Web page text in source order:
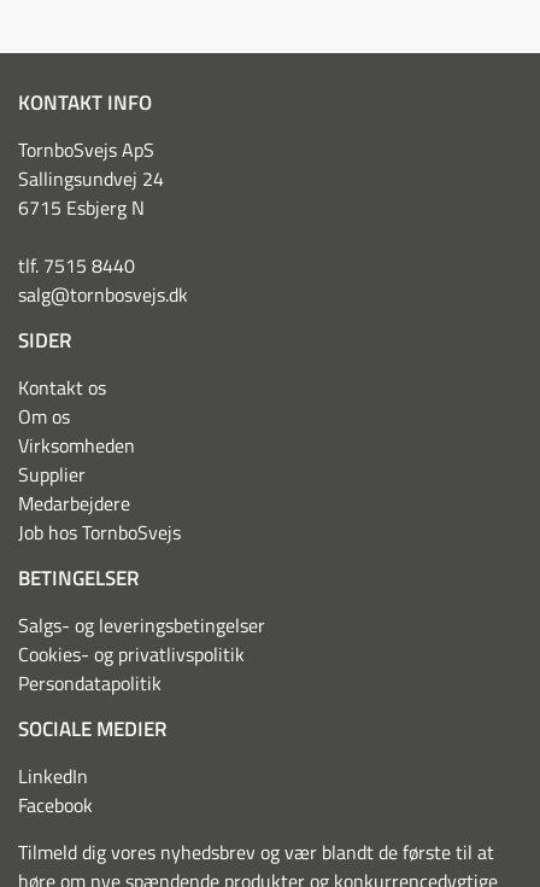
KONTAKT INFO
TornboSvejs ApS
Sallingsundvej 24
6715 Esbjerg N
tlf. 7515 8440
salg@tornbosvejs.dk
SIDER
Kontakt os
Om os
Virksomheden
Supplier
Medarbejdere
Job hos TornboSvejs
BETINGELSER
Salgs- og leveringsbetingelser
Cookies- og privatlivspolitik
Persondatapolitik
SOCIALE MEDIER
LinkedIn
Facebook
Tilmeld dig vores nyhedsbrev og vær blandt de første til at
høre om nye spændende produkter og konkurrencedygtige